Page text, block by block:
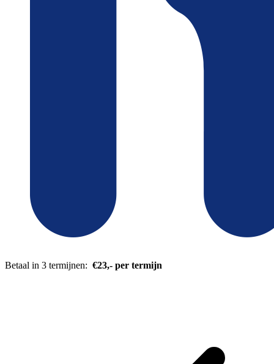
Betaal in 3 termijnen: €23,- per termijn